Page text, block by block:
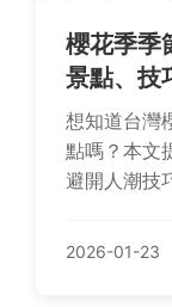
櫻花季季
景點、技
想知道台灣
點嗎？本文
避開人潮技
2026-01-23